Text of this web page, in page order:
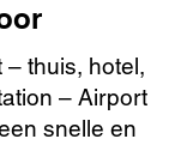
– thuis, hotel,
– Airport
snelle en